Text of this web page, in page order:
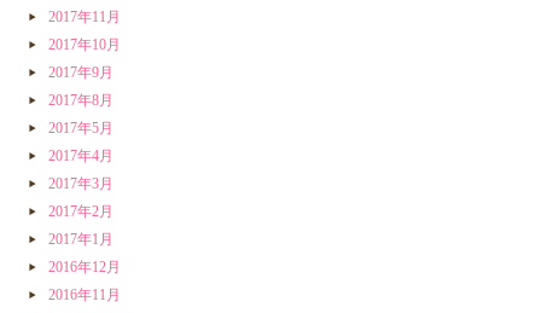
2017年11月
2017年10月
2017年9月
2017年8月
2017年5月
2017年4月
2017年3月
2017年2月
2017年1月
2016年12月
2016年11月